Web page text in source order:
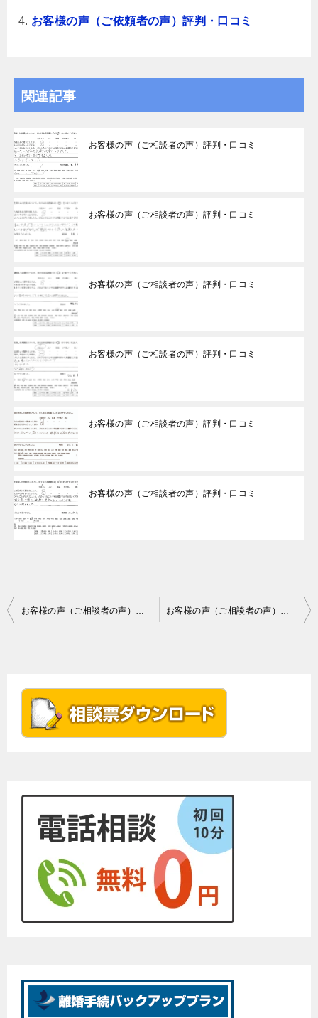
お客様の声（ご依頼者の声）評判・口コミ
関連記事
お客様の声（ご相談者の声）評判・口コミ
お客様の声（ご相談者の声）評判・口コミ
お客様の声（ご相談者の声）評判・口コミ
お客様の声（ご相談者の声）評判・口コミ
お客様の声（ご相談者の声）評判・口コミ
お客様の声（ご相談者の声）評判・口コミ
投
お客様の声（ご相談者の声）評判・口コミ お客様の声（ご相談者の声）評判・口コミ